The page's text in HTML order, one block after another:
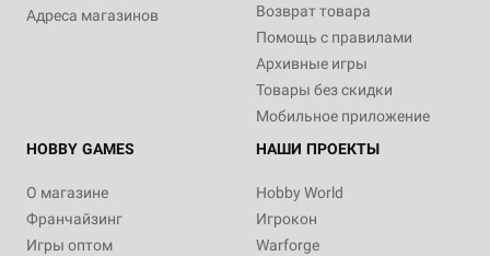
Адреса магазинов
Возврат товара
Помощь с правилами
Архивные игры
Товары без скидки
Мобильное приложение
HOBBY GAMES
О магазине
Франчайзинг
Игры оптом
НАШИ ПРОЕКТЫ
Hobby World
Игрокон
Warforge